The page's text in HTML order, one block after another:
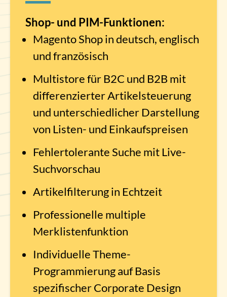
Shop- und PIM-Funktionen:
Magento Shop in deutsch, englisch
und französisch
Multistore für B2C und B2B mit
differenzierter Artikelsteuerung
und unterschiedlicher Darstellung
von Listen- und Einkaufspreisen
Fehlertolerante Suche mit Live-
Suchvorschau
Artikelfilterung in Echtzeit
Professionelle multiple
Merklistenfunktion
Individuelle Theme-
Programmierung auf Basis
spezifischer Corporate Design